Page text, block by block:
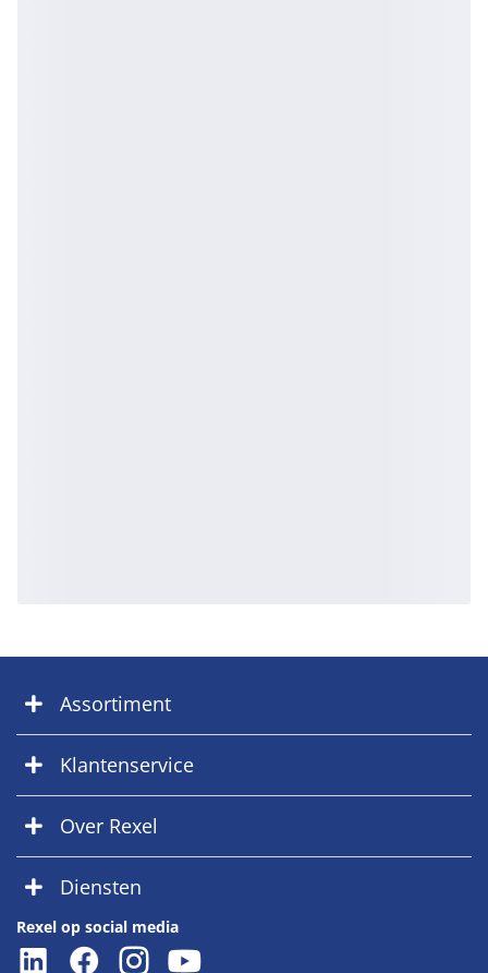
Assortiment
Klantenservice
Over Rexel
Diensten
Rexel op social media